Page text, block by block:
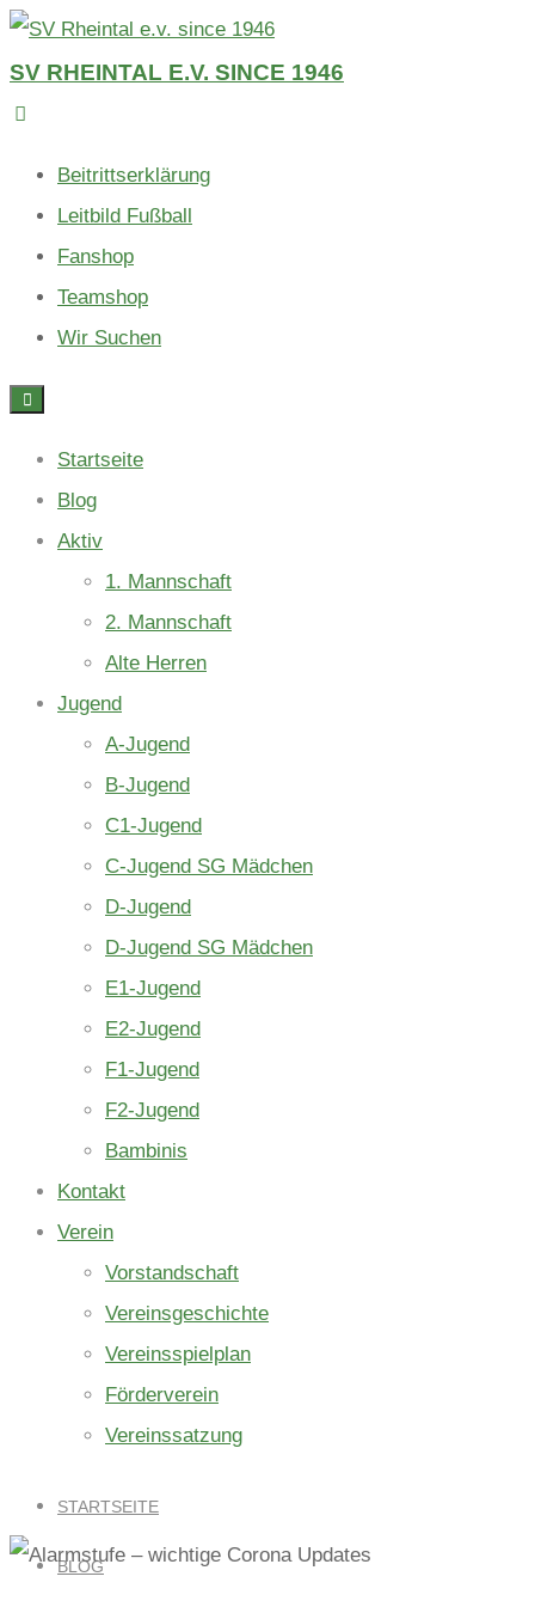
Skip
to
content
SV RHEINTAL E.V. SINCE 1946
Beitrittserklärung
Leitbild Fußball
Fanshop
Teamshop
Wir Suchen
Startseite
Blog
Aktiv
1. Mannschaft
2. Mannschaft
Alte Herren
Jugend
A-Jugend
B-Jugend
C1-Jugend
C-Jugend SG Mädchen
D-Jugend
D-Jugend SG Mädchen
E1-Jugend
E2-Jugend
F1-Jugend
F2-Jugend
Bambinis
Kontakt
Verein
Vorstandschaft
Vereinsgeschichte
Vereinsspielplan
Förderverein
Vereinssatzung
STARTSEITE
BLOG